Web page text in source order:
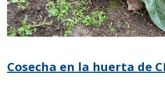
Cosecha en la huerta de